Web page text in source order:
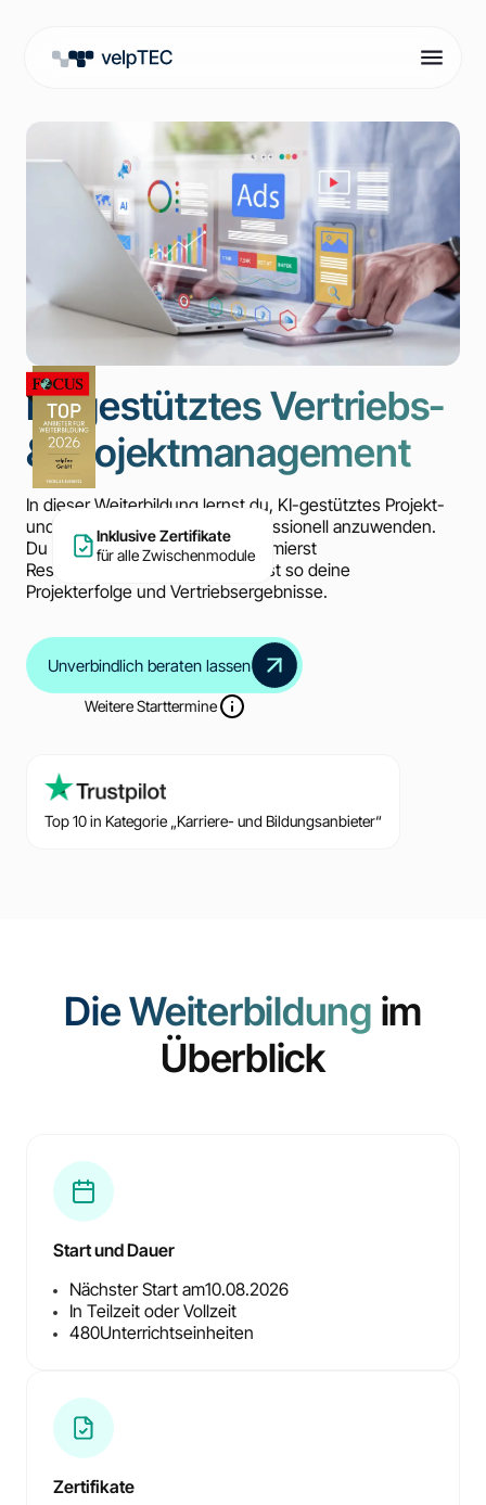
Inklusive Zertifikate
für alle Zwischenmodule
KI-gestütztes Vertriebs-
& Projektmanagement
In dieser Weiterbildung lernst du, KI-gestütztes Projekt-
und Vertriebsmanagement professionell anzuwenden.
Du automatisierst Prozesse, optimierst
Ressourcenplanung und steigerst so deine
Projekterfolge und Vertriebsergebnisse.
Unverbindlich beraten lassen
Weitere Starttermine
Top 10 in Kategorie „Karriere- und Bildungsanbieter“
Die Weiterbildung im
Überblick
Start und Dauer
Nächster Start am10.08.2026
In Teilzeit oder Vollzeit
480Unterrichtseinheiten
Zertifikate